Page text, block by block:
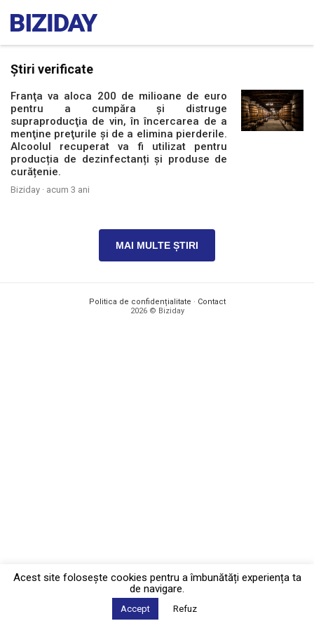
Știri verificate
Franţa va aloca 200 de milioane de euro
pentru a cumpăra şi distruge
supraproducţia de vin, în încercarea de a
menţine preţurile şi de a elimina pierderile.
Alcoolul recuperat va fi utilizat pentru
producția de dezinfectanți și produse de
curățenie.
Biziday · acum 3 ani
MAI MULTE ȘTIRI
Politica de confidențialitate · Contact
2026 © Biziday
Acest site foloseşte cookies pentru a îmbunătăți experiența ta
de navigare.
Accept Refuz